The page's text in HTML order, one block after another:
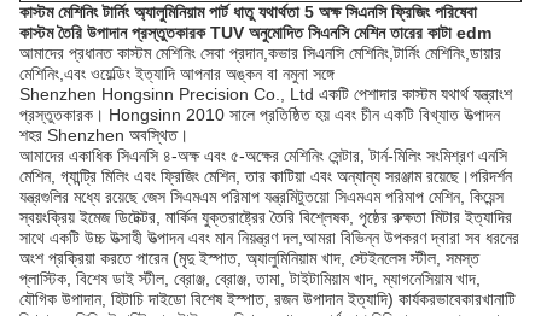
কাস্টম মেশিনিং টার্নিং অ্যালুমিনিয়াম পার্ট ধাতু যথার্থতা 5 অক্ষ সিএনসি ফ্রিজিং পরিষেবা
কাস্টম তৈরি উপাদান প্রস্তুতকারক TUV অনুমোদিত সিএনসি মেশিন তারের কাটা edm
আমাদের প্রধানত কাস্টম মেশিনিং সেবা প্রদান,কভার সিএনসি মেশিনিং,টার্নিং মেশিনিং,ডায়ার
মেশিনিং,এবং ওয়েল্ডিং ইত্যাদি আপনার অঙ্কন বা নমুনা সঙ্গে
Shenzhen Hongsinn Precision Co., Ltd একটি পেশাদার কাস্টম যথার্থ যন্ত্রাংশ
প্রস্তুতকারক। Hongsinn 2010 সালে প্রতিষ্ঠিত হয় এবং চীন একটি বিখ্যাত উত্পাদন
শহর Shenzhen অবস্থিত।
আমাদের একাধিক সিএনসি ৪-অক্ষ এবং ৫-অক্ষের মেশিনিং সেন্টার, টার্ন-মিলিং সংমিশ্রণ এনসি
মেশিন, গ্যান্ট্রি মিলিং এবং ফ্রিজিং মেশিন, তার কাটিয়া এবং অন্যান্য সরঞ্জাম রয়েছে।পরিদর্শন
যন্ত্রগুলির মধ্যে রয়েছে জেস সিএমএম পরিমাপ যন্ত্রমিটুতয়ো সিএমএম পরিমাপ মেশিন, কিয়েন্স
স্বয়ংক্রিয় ইমেজ ডিটেক্টর, মার্কিন যুক্তরাষ্ট্রের তৈরি বিশ্লেষক, পৃষ্ঠের রুক্ষতা মিটার ইত্যাদির
সাথে একটি উচ্চ উত্সাহী উত্পাদন এবং মান নিয়ন্ত্রণ দল,আমরা বিভিন্ন উপকরণ দ্বারা সব ধরনের
অংশ প্রক্রিয়া করতে পারেন (মৃদু ইস্পাত, অ্যালুমিনিয়াম খাদ, স্টেইনলেস স্টীল, সমস্ত
প্লাস্টিক, বিশেষ ডাই স্টীল, ব্রোঞ্জ, ব্রোঞ্জ, তামা, টাইটামিয়াম খাদ, ম্যাগনেসিয়াম খাদ,
যৌগিক উপাদান, হিটাচি দাইডো বিশেষ ইস্পাত, রজন উপাদান ইত্যাদি) কার্যকরভাবেকারখানাটি